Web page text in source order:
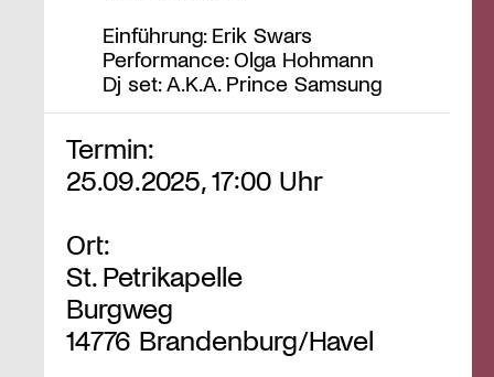
Einführung: Erik Swars
Performance: Olga Hohmann
Dj set: A.K.A. Prince Samsung
Termin:
25.09.2025, 17:00 Uhr
Ort:
St. Petrikapelle
Burgweg
14776 Brandenburg/Havel